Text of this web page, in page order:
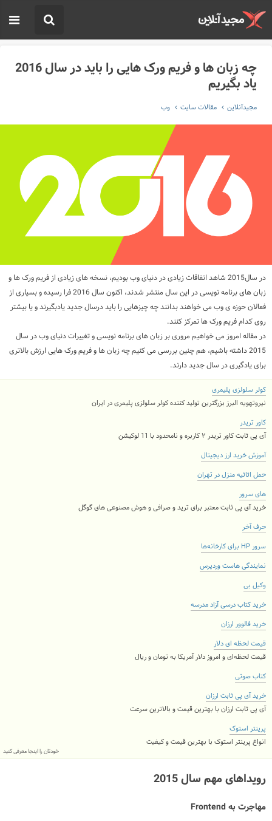
چه زبان ها و فریم ورک هایی را باید در سال 2016
یاد بگیریم
مجیدآنلاین مقالات سایت وب
در سال2015 شاهد اتفاقات زیادی در دنیای وب بودیم، نسخه های زیادی از فریم ورک ها و
زبان های برنامه نویسی در این سال منتشر شدند، اکنون سال 2016 فرا رسیده و بسیاری از
فعالان حوزه ی وب می خواهند بدانند چه چیزهایی را باید درسال جدید یادبگیرند و یا بیشتر
روی کدام فریم ورک ها تمرکز کنند.
در مقاله امروز می خواهیم مروری بر زبان های برنامه نویسی و تغییرات دنیای وب در سال
2015 داشته باشیم، هم چنین بررسی می کنیم چه زبان ها و فریم ورک هایی ارزش بالاتری
برای یادگیری در سال جدید دارند.
کولر سلولزی پلیمری
نیروتهویه البرز بزرگترین تولید کننده کولر سلولزی پلیمری در ایران
کاور تریدر
آی پی ثابت کاور تریدر ۲ کاربره و نامحدود با 11 لوکیشن
آموزش خرید ارز دیجیتال
حمل اثاثیه منزل در تهران
های سرور
خرید آی پی ثابت معتبر برای ترید و صرافی و هوش مصنوعی های گوگل
حرف آخر
سرور HP برای کارخانه‌ها
نمایندگی هاست وردپرس
وکیل بی
خرید کتاب درسی آزاد مدرسه
خرید فالوور ارزان
قیمت لحظه ای دلار
قیمت لحظه‌ای و امروز دلار آمریکا به تومان و ریال
کتاب صوتی
خرید آی پی ثابت ارزان
آی پی ثابت ارزان با بهترین قیمت و بالاترین سرعت
پرینتر استوک
انواع پرینتر استوک با بهترین قیمت و کیفیت
خودتان را اینجا معرفی کنید
رویداهای مهم سال 2015
مهاجرت به Frontend